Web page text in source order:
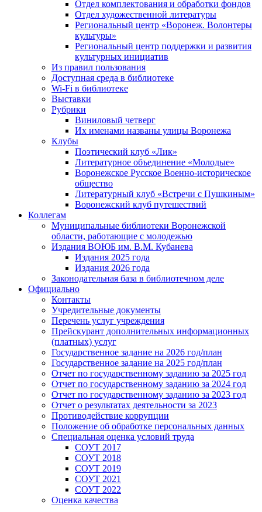
Отдел комплектования и обработки фондов
Отдел художественной литературы
Региональный центр «Воронеж. Волонтеры
культуры»
Региональный центр поддержки и развития
культурных инициатив
Из правил пользования
Доступная среда в библиотеке
Wi-Fi в библиотеке
Выставки
Рубрики
Виниловый четверг
Их именами названы улицы Воронежа
Клубы
Поэтический клуб «Лик»
Литературное объединение «Молодые»
Воронежское Русское Военно-историческое
общество
Литературный клуб «Встречи с Пушкиным»
Воронежский клуб путешествий
Коллегам
Муниципальные библиотеки Воронежской
области, работающие с молодежью
Издания ВОЮБ им. В.М. Кубанева
Издания 2025 года
Издания 2026 года
Законодательная база в библиотечном деле
Официально
Контакты
Учредительные документы
Перечень услуг учреждения
Прейскурант дополнительных информационных
(платных) услуг
Государственное задание на 2026 год/план
Государственное задание на 2025 год/план
Отчет по государственному заданию за 2025 год
Отчет по государственному заданию за 2024 год
Отчет по государственному заданию за 2023 год
Отчет о результатах деятельности за 2023
Противодействие коррупции
Положение об обработке персональных данных
Специальная оценка условий труда
СОУТ 2017
СОУТ 2018
СОУТ 2019
СОУТ 2021
СОУТ 2022
Оценка качества